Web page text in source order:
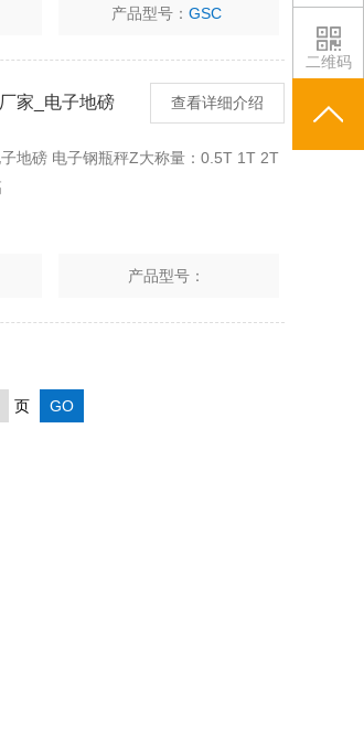
产品型号：GSC
家_电子地磅 查看详细介绍
地磅 电子钢瓶秤Z大称量：0.5T 1T 2T
产品型号：
页
二维码